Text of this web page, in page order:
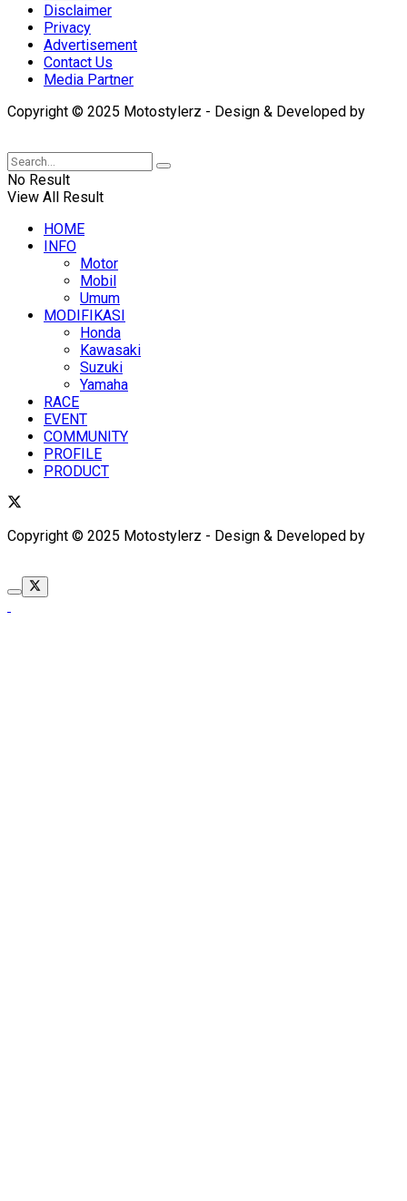
Disclaimer
Privacy
Advertisement
Contact Us
Media Partner
Copyright © 2025 Motostylerz - Design & Developed by
No Result
View All Result
HOME
INFO
Motor
Mobil
Umum
MODIFIKASI
Honda
Kawasaki
Suzuki
Yamaha
RACE
EVENT
COMMUNITY
PROFILE
PRODUCT
Copyright © 2025 Motostylerz - Design & Developed by